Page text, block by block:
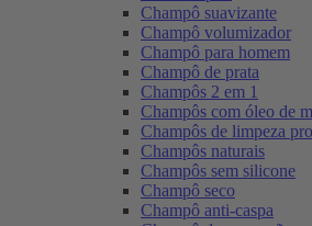
Champô suavizante
Champô volumizador
Champô para homem
Champô de prata
Champôs 2 em 1
Champôs com óleo de
Champôs de limpeza
Champôs naturais
Champôs sem silicone
Champô seco
Champô anti-caspa